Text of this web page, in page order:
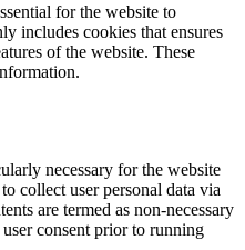
for the website to
includes cookies that ensures
of the website. These
necessary for the website
collect user personal data via
are termed as non-necessary
consent prior to running